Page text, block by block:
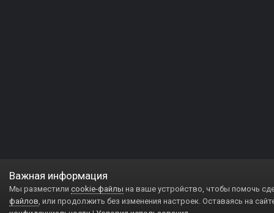
Важная информация
Мы разместили cookie-файлы на ваше устройство, чтобы помочь
файлов, или продолжить без изменения настроек. Оставаясь на